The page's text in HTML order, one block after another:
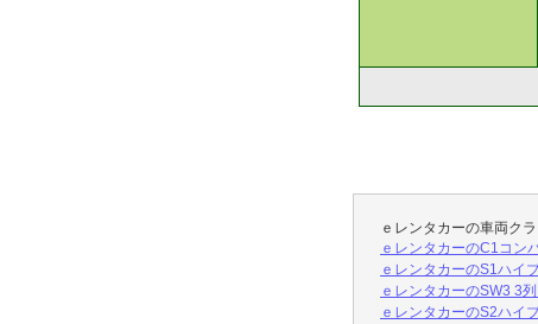
ｅレンタカーの車両ク
ｅレンタカーのC1コ
ｅレンタカーのS1ハイ
ｅレンタカーのSW3 3
ｅレンタカーのS2ハイ